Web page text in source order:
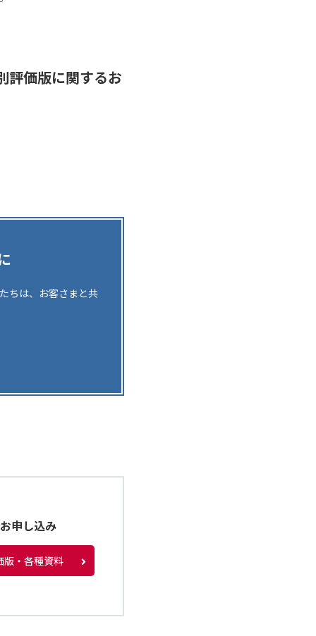
評価版に関するお
ちは、お客さまと共
申し込み
版・各種資料